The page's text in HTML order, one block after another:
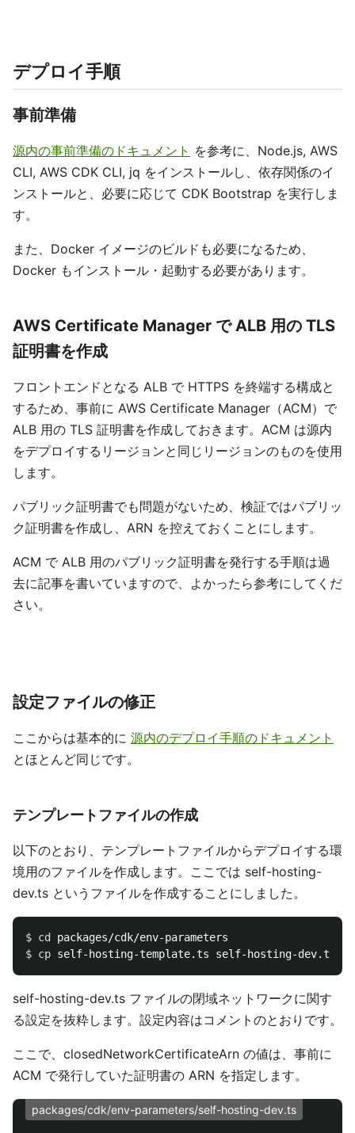
デプロイ手順
事前準備
源内の事前準備のドキュメント を参考に、Node.js, AWS
CLI, AWS CDK CLI, jq をインストールし、依存関係のイ
ンストールと、必要に応じて CDK Bootstrap を実行しま
す。
また、Docker イメージのビルドも必要になるため、
Docker もインストール・起動する必要があります。
AWS Certificate Manager で ALB 用の TLS
証明書を作成
フロントエンドとなる ALB で HTTPS を終端する構成と
するため、事前に AWS Certificate Manager（ACM）で
ALB 用の TLS 証明書を作成しておきます。ACM は源内
をデプロイするリージョンと同じリージョンのものを使用
します。
パブリック証明書でも問題がないため、検証ではパブリッ
ク証明書を作成し、ARN を控えておくことにします。
ACM で ALB 用のパブリック証明書を発行する手順は過
去に記事を書いていますので、よかったら参考にしてくだ
さい。
設定ファイルの修正
ここからは基本的に 源内のデプロイ手順のドキュメント
とほとんど同じです。
テンプレートファイルの作成
以下のとおり、テンプレートファイルからデプロイする環
境用のファイルを作成します。ここでは self-hosting-
dev.ts というファイルを作成することにしました。
$ cd
$ cp
self-hosting-dev.ts ファイルの閉域ネットワークに関す
る設定を抜粋します。設定内容はコメントのとおりです。
ここで、closedNetworkCertificateArn の値は、事前に
ACM で発行していた証明書の ARN を指定します。
packages/cdk/env-parameters/self-hosting-dev.ts